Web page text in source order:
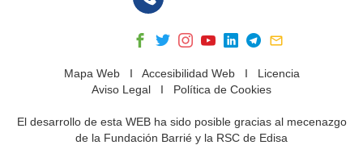
Mapa WebI Accesibilidad WebI Licencia
Aviso Legal I Política de Cookies
El desarrollo de esta WEB ha sido posible gracias al mecenazgo
de la Fundación Barrié y la RSC de Edisa